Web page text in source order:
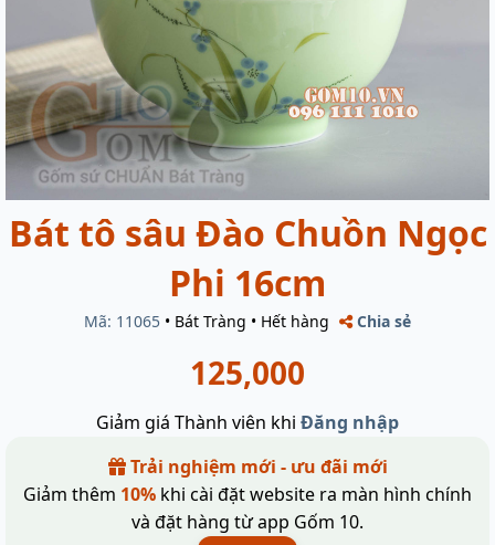
Bát tô sâu Đào Chuồn Ngọc
Phi 16cm
Mã: 11065 • Bát Tràng • Hết hàng Chia sẻ
125,000
Giảm giá Thành viên khi Đăng nhập
Trải nghiệm mới - ưu đãi mới
Giảm thêm 10% khi cài đặt website ra màn hình chính
và đặt hàng từ app Gốm 10.